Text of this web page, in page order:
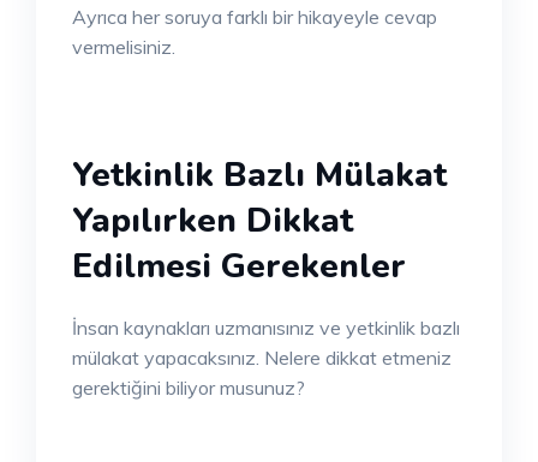
Ayrıca her soruya farklı bir hikayeyle cevap
vermelisiniz.
Yetkinlik Bazlı Mülakat
Yapılırken Dikkat
Edilmesi Gerekenler
İnsan kaynakları uzmanısınız ve yetkinlik bazlı
mülakat yapacaksınız. Nelere dikkat etmeniz
gerektiğini biliyor musunuz?